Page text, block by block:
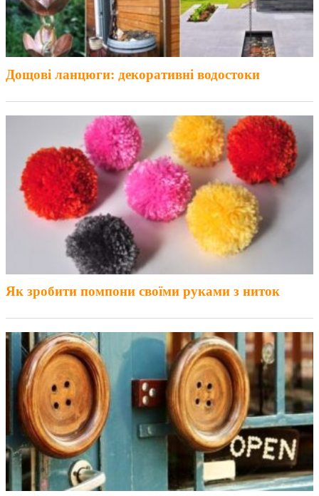
Дощові ланцюги: декоративні водостоки
Як зробити помпони своїми руками з ниток